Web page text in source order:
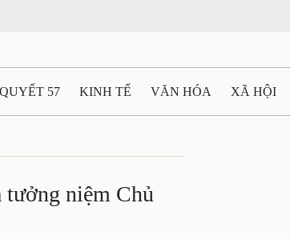
57 KINH TẾ VĂN HÓA XÃ HỘI
THỂ THAO THÔNG TIN - QUẢNG CÁO
tưởng niệm Chủ